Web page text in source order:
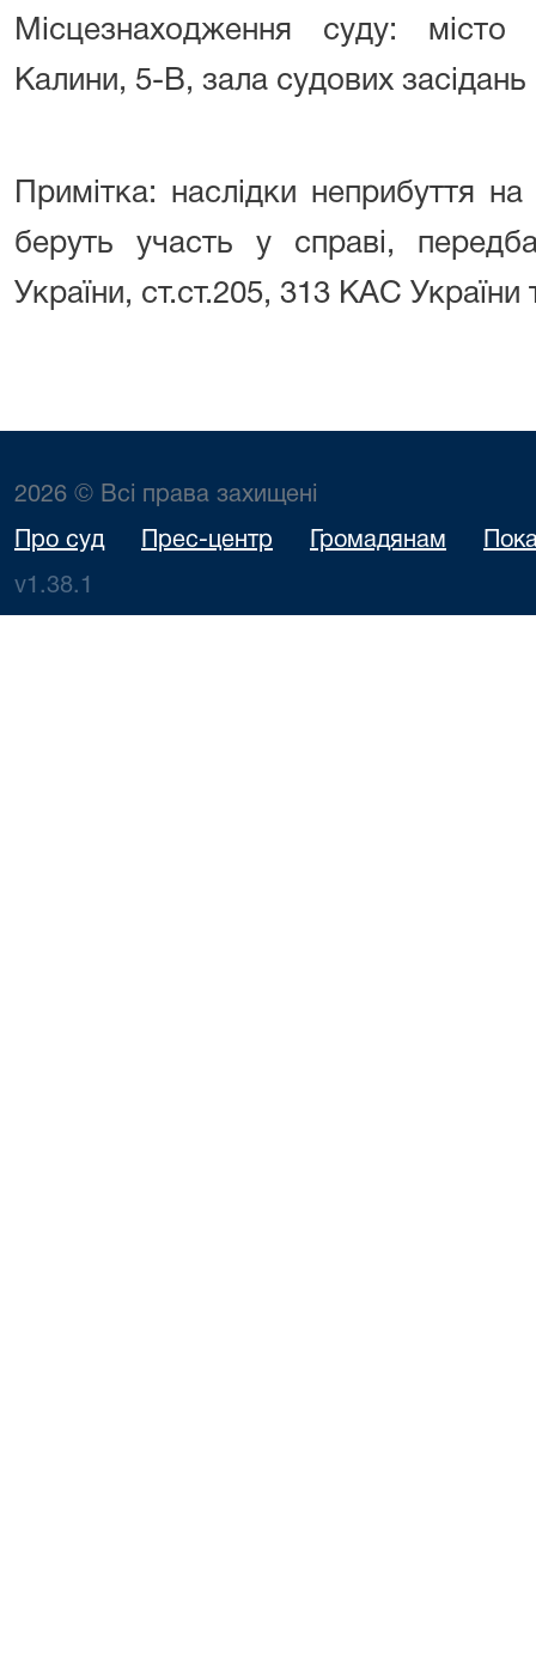
Місцезнаходження суду: місто
Калини, 5-В, зала судових
Примітка: наслідки неприбуття
беруть участь у справі,
України, ст.ст.205, 313 КАС
2026 © Всі права захищені
Про суд Прес-центр Громадянам
v1.38.1